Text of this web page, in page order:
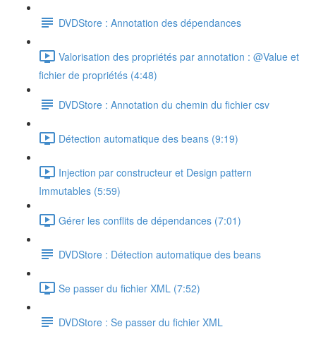
DVDStore : Annotation des dépendances
Valorisation des propriétés par annotation : @Value et
fichier de propriétés (4:48)
DVDStore : Annotation du chemin du fichier csv
Détection automatique des beans (9:19)
Injection par constructeur et Design pattern
Immutables (5:59)
Gérer les conflits de dépendances (7:01)
DVDStore : Détection automatique des beans
Se passer du fichier XML (7:52)
DVDStore : Se passer du fichier XML